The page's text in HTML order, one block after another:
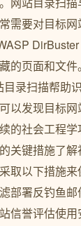
需要对目标
的页面和文
录扫描帮助
以发现目标
的社会工程
关键措施了
取以下措施
部署反钓鱼
信誉评估使